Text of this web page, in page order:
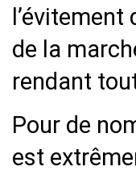
de la
rendant
Pour de
est